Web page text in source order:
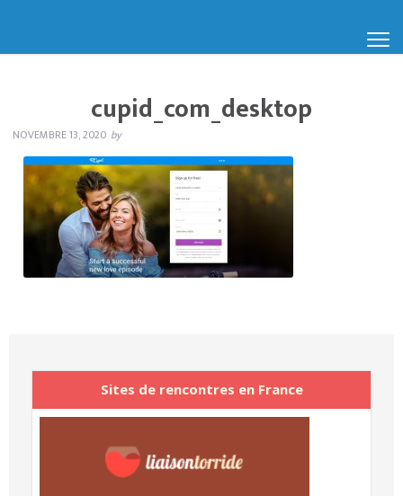
cupid_com_desktop
NOVEMBRE 13, 2020 by
Sites de rencontres en France